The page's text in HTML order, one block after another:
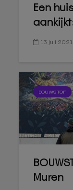
Een
13 juli 2021
BOUWSTOF
Muren